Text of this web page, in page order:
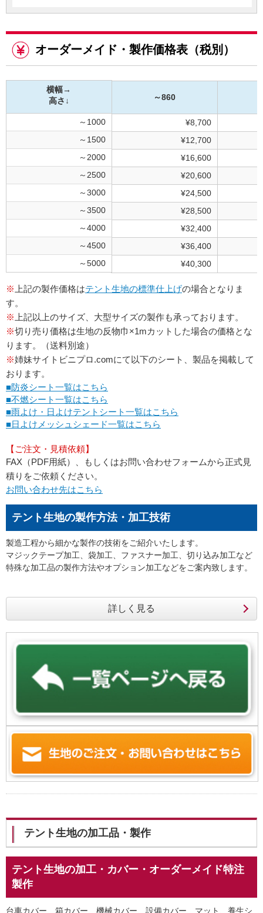
オーダーメイド・製作価格表（税別）
横幅→
高さ↓
～860
～1000
¥8,700
～1500
¥12,700
～2000
¥16,600
～2500
¥20,600
～3000
¥24,500
～3500
¥28,500
～4000
¥32,400
～4500
¥36,400
～5000
¥40,300
※ 上記の製作価格はテント生地の標準仕上げの場合となりま
す。
※ 上記以上のサイズ、大型サイズの製作も承っております。
※切り売り価格は生地の反物巾×1mカットした場合の価格とな
ります。（送料別途）
※姉妹サイトビニプロ.comにて以下のシート、製品を掲載して
おります。
■防炎シート一覧はこちら
■不燃シート一覧はこちら
■雨よけ・日よけテントシート一覧はこちら
■日よけメッシュシェード一覧はこちら
【ご注文・見積依頼】
FAX（PDF用紙）、もしくはお問い合わせフォームから正式見
積りをご依頼ください。
お問い合わせ先はこちら
テント生地の製作方法・加工技術
製造工程から細かな製作の技術をご紹介いたします。
マジックテープ加工、袋加工、ファスナー加工、切り込み加工など
特殊な加工品の製作方法やオプション加工などをご案内致します。
テント生地の加工品・製作
テント生地の加工・カバー・オーダーメイド特注
製作
台車カバー、箱カバー、機械カバー、設備カバー、マット、養生シ